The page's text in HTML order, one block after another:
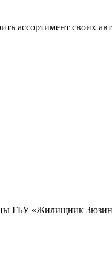
ассортимент своих
ГБУ «Жилищник